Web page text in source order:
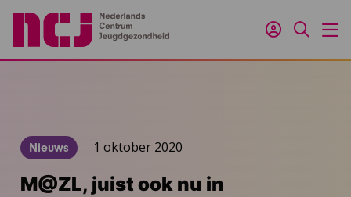
Inloggen
Zoeken
Nieuws 1 oktober 2020
M@ZL, juist ook nu in